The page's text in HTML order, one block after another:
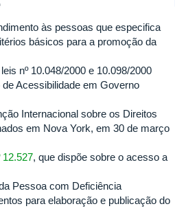
às pessoas que especifica
básicos para a promoção da
nº 10.048/2000 e 10.098/2000
Acessibilidade em Governo
Internacional sobre os Direitos
em Nova York, em 30 de março
12.527, que dispõe sobre o acesso a
Pessoa com Deficiência
para elaboração e publicação do